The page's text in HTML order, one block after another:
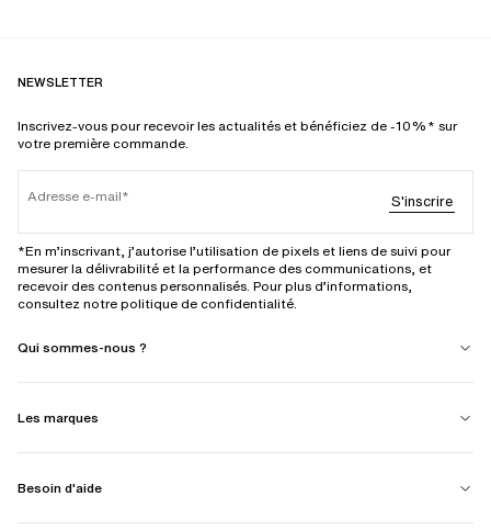
NEWSLETTER
Inscrivez-vous pour recevoir les actualités et bénéficiez de -10%* sur
votre première commande.
Adresse e-mail S'inscrire
*En m’inscrivant, j’autorise l’utilisation de pixels et liens de suivi pour
mesurer la délivrabilité et la performance des communications, et
recevoir des contenus personnalisés. Pour plus d’informations,
consultez notre politique de confidentialité.
Qui sommes-nous ?
Les marques
Besoin d'aide